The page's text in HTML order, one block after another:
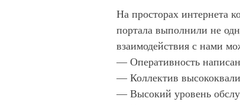
На просторах интернета
портала выполнили не
взаимодействия с нами
— Оперативность
— Коллектив
— Высокий уровень